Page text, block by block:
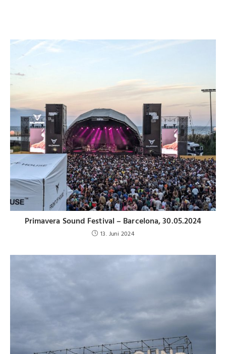
Primavera Sound Festival – Barcelona, 30.05.2024
13. Juni 2024